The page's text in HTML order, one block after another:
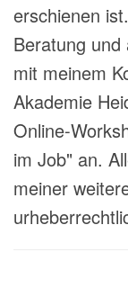
erschienen
Beratung
mit meinem
Akademie
Online-
im Job" an.
meiner